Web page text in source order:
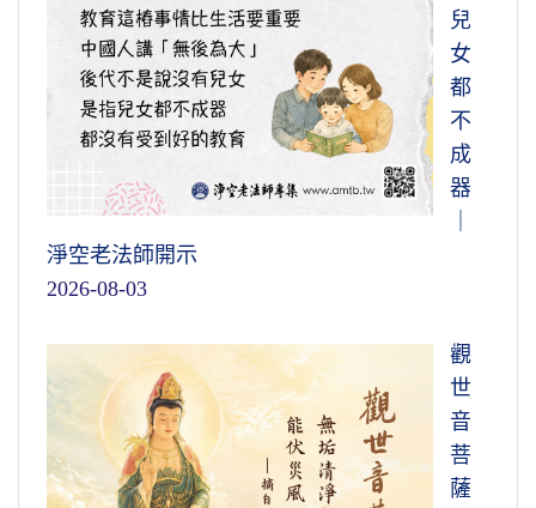
兒
女
都
不
成
器
淨空老法師開示
2026-08-03
觀
世
音
菩
薩